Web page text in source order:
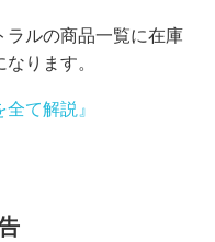
ラルの商品一覧に在庫
ります。
て解説』